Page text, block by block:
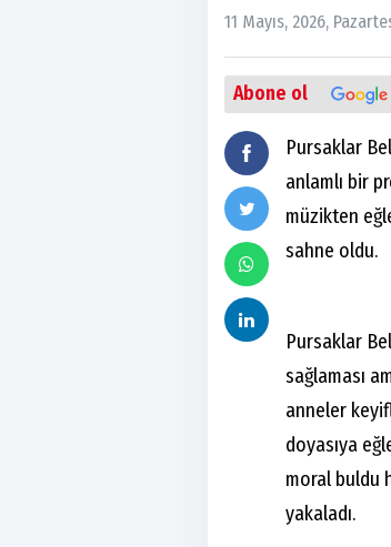
11 Mayıs, 2026,
Abone ol
Pursaklar
anlamlı bir
müzikten
sahne oldu.
Pursaklar
sağlaması
anneler
doyasıya
moral buldu
yakaladı.